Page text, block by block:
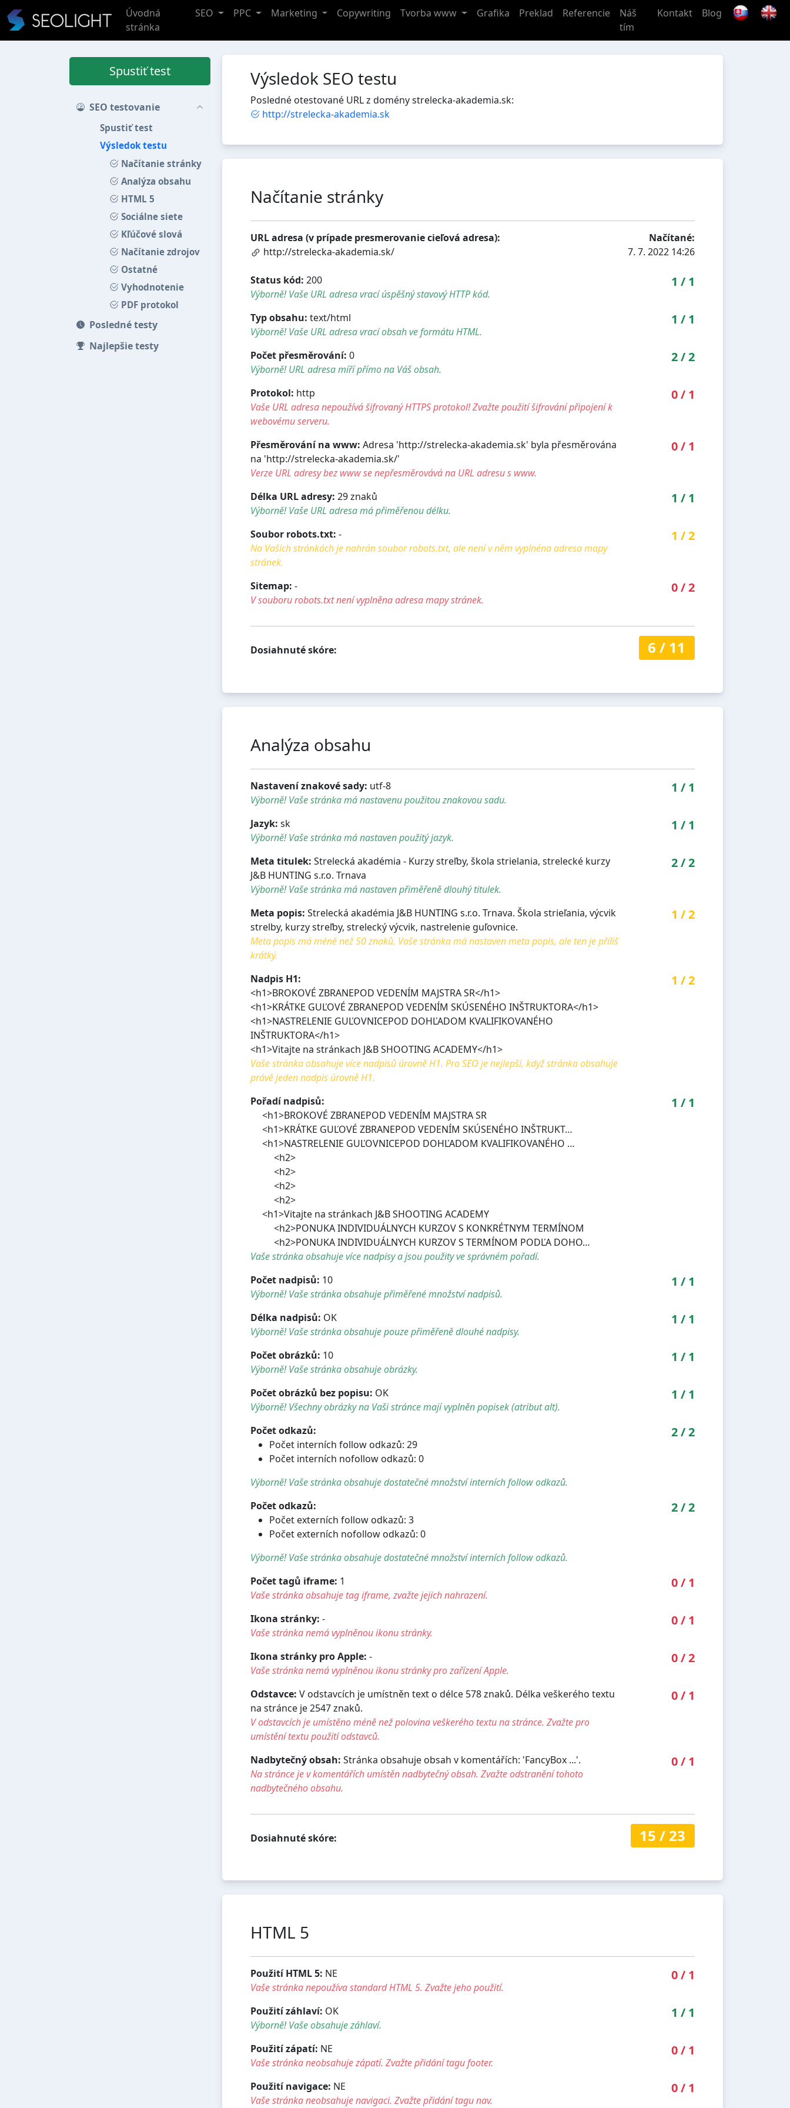
Úvodná
stránka
SEO PPC Marketing Copywriting Tvorba www Grafika Preklad Referencie
Náš
tím
Kontakt Blog
Spustiť test
SEO testovanie
Spustiť test
Výsledok testu
Načítanie stránky
Analýza obsahu
HTML 5
Sociálne siete
Kľúčové slová
Načítanie zdrojov
Ostatné
Vyhodnotenie
PDF protokol
Posledné testy
Najlepšie testy
Výsledok SEO testu
Posledné otestované URL z domény strelecka-akademia.sk:
http://strelecka-akademia.sk
Načítanie stránky
URL adresa (v prípade presmerovanie cieľová adresa):
http://strelecka-akademia.sk/
Načítané:
7. 7. 2022 14:26
Status kód: 200
Výborně! Vaše URL adresa vrací úspěšný stavový HTTP kód.
1 / 1
Typ obsahu: text/html
Výborně! Vaše URL adresa vrací obsah ve formátu HTML.
1 / 1
Počet přesměrování: 0
Výborně! URL adresa míří přímo na Váš obsah.
2/2
Protokol: http
Vaše URL adresa nepoužívá šifrovaný HTTPS protokol! Zvažte použití šifrování připojení k
webovému serveru.
0/ 1
Přesměrování na www: Adresa 'http://strelecka-akademia.sk' byla přesměrována
na 'http://strelecka-akademia.sk/'
Verze URL adresy bez www se nepřesměrovává na URL adresu s www.
0/ 1
Délka URL adresy: 29 znaků
Výborně! Vaše URL adresa má přiměřenou délku.
1 / 1
Soubor robots.txt: -
Na Vašich stránkách je nahrán soubor robots.txt, ale není v něm vyplnéna adresa mapy
stránek.
1 /2
Sitemap: -
V souboru robots.txt není vyplněna adresa mapy stránek.
0/2
Dosiahnuté skóre: 6 / 11
Analýza obsahu
Nastavení znakové sady: utf-8
Výborně! Vaše stránka má nastavenu použitou znakovou sadu.
1 / 1
Jazyk: sk
Výborně! Vaše stránka má nastaven použitý jazyk.
1 / 1
Meta titulek: Strelecká akadémia - Kurzy streľby, škola strielania, strelecké kurzy
J&B HUNTING s.r.o. Trnava
Výborně! Vaše stránka má nastaven přiměřeně dlouhý titulek.
2/2
Meta popis: Strelecká akadémia J&B HUNTING s.r.o. Trnava. Škola strieľania, výcvik
strelby, kurzy streľby, strelecký výcvik, nastrelenie guľovnice.
Meta popis má méně než 50 znaků. Vaše stránka má nastaven meta popis, ale ten je příliš
krátký.
1 /2
Nadpis H1:
<h1>BROKOVÉ ZBRANEPOD VEDENÍM MAJSTRA SR</h1>
<h1>KRÁTKE GUĽOVÉ ZBRANEPOD VEDENÍM SKÚSENÉHO INŠTRUKTORA</h1>
<h1>NASTRELENIE GUĽOVNICEPOD DOHĽADOM KVALIFIKOVANÉHO
INŠTRUKTORA</h1>
<h1>Vitajte na stránkach J&B SHOOTING ACADEMY</h1>
Vaše stránka obsahuje více nadpisů úrovně H1. Pro SEO je nejlepší, když stránka obsahuje
právě jeden nadpis úrovně H1.
1 /2
Pořadí nadpisů:
<h1>BROKOVÉ ZBRANEPOD VEDENÍM MAJSTRA SR
<h1>KRÁTKE GUĽOVÉ ZBRANEPOD VEDENÍM SKÚSENÉHO INŠTRUKT…
<h1>NASTRELENIE GUĽOVNICEPOD DOHĽADOM KVALIFIKOVANÉHO …
<h2>
<h2>
<h2>
<h2>
<h1>Vitajte na stránkach J&B SHOOTING ACADEMY
<h2>PONUKA INDIVIDUÁLNYCH KURZOV S KONKRÉTNYM TERMÍNOM
<h2>PONUKA INDIVIDUÁLNYCH KURZOV S TERMÍNOM PODĽA DOHO…
Vaše stránka obsahuje více nadpisy a jsou použity ve správném pořadí.
1 / 1
Počet nadpisů: 10
Výborně! Vaše stránka obsahuje přiměřené množství nadpisů.
1 / 1
Délka nadpisů: OK
Výborně! Vaše stránka obsahuje pouze přiměřeně dlouhé nadpisy.
1 / 1
Počet obrázků: 10
Výborně! Vaše stránka obsahuje obrázky.
1 / 1
Počet obrázků bez popisu: OK
Výborně! Všechny obrázky na Vaši stránce mají vyplněn popisek (atribut alt).
1 / 1
Počet odkazů:
Počet interních follow odkazů: 29
Počet interních nofollow odkazů: 0
Výborně! Vaše stránka obsahuje dostatečné množství interních follow odkazů.
2/2
Počet odkazů:
Počet externích follow odkazů: 3
Počet externích nofollow odkazů: 0
Výborně! Vaše stránka obsahuje dostatečné množství interních follow odkazů.
2/2
Počet tagů iframe: 1
Vaše stránka obsahuje tag iframe, zvažte jejich nahrazení.
0/ 1
Ikona stránky: -
Vaše stránka nemá vyplněnou ikonu stránky.
0/ 1
Ikona stránky pro Apple: -
Vaše stránka nemá vyplněnou ikonu stránky pro zařízení Apple.
0/2
Odstavce: V odstavcích je umístněn text o délce 578 znaků. Délka veškerého textu
na stránce je 2547 znaků.
V odstavcích je umístěno méně než polovina veškerého textu na stránce. Zvažte pro
umístění textu použití odstavců.
0/ 1
Nadbytečný obsah: Stránka obsahuje obsah v komentářích: 'FancyBox ...'.
Na stránce je v komentářích umístěn nadbytečný obsah. Zvažte odstranění tohoto
nadbytečného obsahu.
0/ 1
Dosiahnuté skóre: 15 / 23
HTML 5
Použití HTML 5: NE
Vaše stránka nepoužíva standard HTML 5. Zvažte jeho použití.
0/ 1
Použití záhlaví: OK
Výborně! Vaše obsahuje záhlaví.
1 / 1
Použití zápatí: NE
Vaše stránka neobsahuje zápatí. Zvažte přidání tagu footer.
0/ 1
Použití navigace: NE
Vaše stránka neobsahuje navigaci. Zvažte přidání tagu nav.
0/ 1